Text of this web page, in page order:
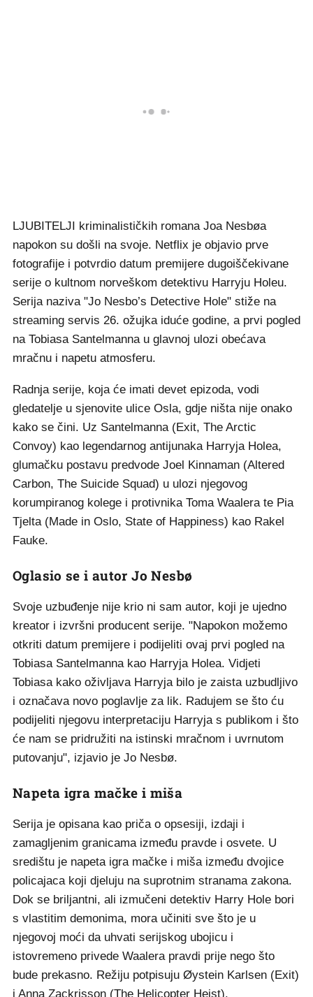
LJUBITELJI kriminalističkih romana Joa Nesbøa
napokon su došli na svoje. Netflix je objavio prve
fotografije i potvrdio datum premijere dugoiščekivane
serije o kultnom norveškom detektivu Harryju Holeu.
Serija naziva "Jo Nesbo’s Detective Hole" stiže na
streaming servis 26. ožujka iduće godine, a prvi pogled
na Tobiasa Santelmanna u glavnoj ulozi obećava
mračnu i napetu atmosferu.
Radnja serije, koja će imati devet epizoda, vodi
gledatelje u sjenovite ulice Osla, gdje ništa nije onako
kako se čini. Uz Santelmanna (Exit, The Arctic
Convoy) kao legendarnog antijunaka Harryja Holea,
glumačku postavu predvode Joel Kinnaman (Altered
Carbon, The Suicide Squad) u ulozi njegovog
korumpiranog kolege i protivnika Toma Waalera te Pia
Tjelta (Made in Oslo, State of Happiness) kao Rakel
Fauke.
Oglasio se i autor Jo Nesbø
Svoje uzbuđenje nije krio ni sam autor, koji je ujedno
kreator i izvršni producent serije. "Napokon možemo
otkriti datum premijere i podijeliti ovaj prvi pogled na
Tobiasa Santelmanna kao Harryja Holea. Vidjeti
Tobiasa kako oživljava Harryja bilo je zaista uzbudljivo
i označava novo poglavlje za lik. Radujem se što ću
podijeliti njegovu interpretaciju Harryja s publikom i što
će nam se pridružiti na istinski mračnom i uvrnutom
putovanju", izjavio je Jo Nesbø.
Napeta igra mačke i miša
Serija je opisana kao priča o opsesiji, izdaji i
zamagljenim granicama između pravde i osvete. U
središtu je napeta igra mačke i miša između dvojice
policajaca koji djeluju na suprotnim stranama zakona.
Dok se briljantni, ali izmučeni detektiv Harry Hole bori
s vlastitim demonima, mora učiniti sve što je u
njegovoj moći da uhvati serijskog ubojicu i
istovremeno privede Waalera pravdi prije nego što
bude prekasno. Režiju potpisuju Øystein Karlsen (Exit)
i Anna Zackrisson (The Helicopter Heist).